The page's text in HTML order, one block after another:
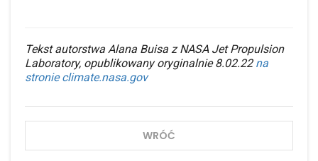
Tekst autorstwa Alana Buisa z NASA Jet Propulsion
Laboratory, opublikowany oryginalnie 8.02.22 na
stronie climate.nasa.gov
WRÓĆ